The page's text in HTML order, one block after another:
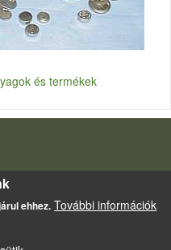
és termékek
ehhez. További információk